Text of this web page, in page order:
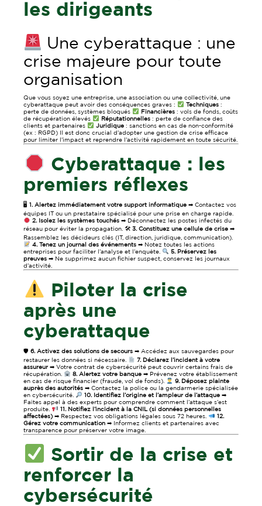
les dirigeants
Une cyberattaque : une
crise majeure pour toute
organisation
Que vous soyez une entreprise, une association ou une collectivité, une
cyberattaque peut avoir des conséquences graves :
Techniques:
perte de données, systèmes bloqués
Financières: vols de fonds, coûts
de récupération élevés
Réputationnelles: perte de confiance des
clients et partenaires
Juridique: sanctions en cas de non-conformité
(ex : RGPD) Il est donc crucial d’adopter une gestion de crise efficace
pour limiter l’impact et reprendre l’activité rapidement en toute sécurité.
Cyberattaque : les
premiers réflexes
🖥1. Alertez immédiatement votre support informatique ➡ Contactez vos
équipes IT ou un prestataire spécialisé pour une prise en charge rapide.
2. Isolez les systèmes touchés➡ Déconnectez les postes infectés du
réseau pour éviter la propagation. 🛠3. Constituez une cellule de crise ➡
Rassemblez les décideurs clés (IT, direction, juridique, communication).
4. Tenez un journal des événements➡ Notez toutes les actions
entreprises pour faciliter l’analyse et l’enquête.
5. Préservez les
preuves ➡ Ne supprimez aucun fichier suspect, conservez les journaux
d’activité.
Piloter la crise
après une
cyberattaque
🛡6. Activez des solutions de secours ➡ Accédez aux sauvegardes pour
restaurer les données si nécessaire.
7. Déclarez l’incident à votre
assureur➡ Votre contrat de cybersécurité peut couvrir certains frais de
récupération.
8. Alertez votre banque➡ Prévenez votre établissement
en cas de risque financier (fraude, vol de fonds).
9. Déposez plainte
auprès des autorités ➡ Contactez la police ou la gendarmerie spécialisée
en cybersécurité.
10. Identifiez l’origine et l’ampleur de l’attaque➡
Faites appel à des experts pour comprendre comment l’attaque s’est
produite.
11. Notifiez l’incident à la CNIL (si données personnelles
affectées) ➡ Respectez vos obligations légales sous 72 heures.
12.
Gérez votre communication ➡ Informez clients et partenaires avec
transparence pour préserver votre image.
Sortir de la crise et
renforcer la
cybersécurité